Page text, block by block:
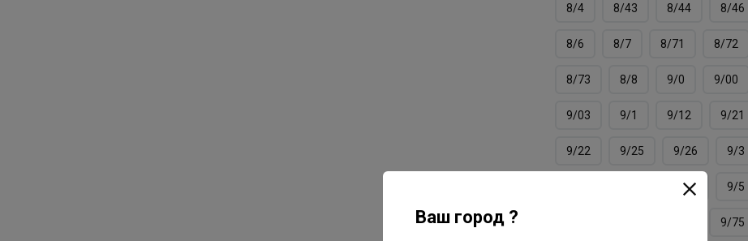
8/4 8/43 8/44 8/46
8/6 8/7 8/71 8/72
8/73 8/8 9/0 9/00
9/03 9/1 9/12 9/21
9/22 9/25 9/26 9/3
9/43 9/5
9/75
Ваш город ?